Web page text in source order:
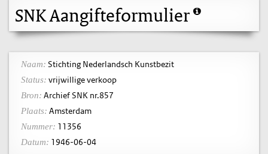
SNK Aangifteformulier
Naam: Stichting Nederlandsch Kunstbezit
Status: vrijwillige verkoop
Bron: Archief SNK nr.857
Plaats: Amsterdam
Nummer: 11356
Datum: 1946-06-04